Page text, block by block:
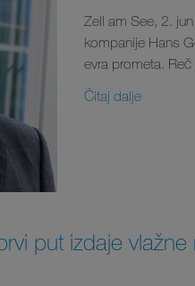
Zell am See, 2.
kompanije Hans
evra prometa.
Čitaj dalje
put izdaje vlažne